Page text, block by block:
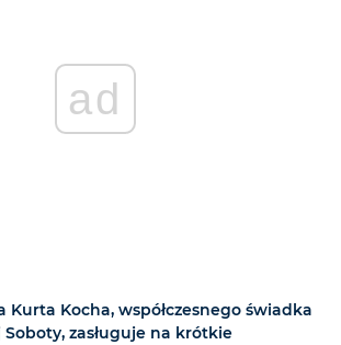
ad
Kurta Kocha, współczesnego świadka
Soboty, zasługuje na krótkie